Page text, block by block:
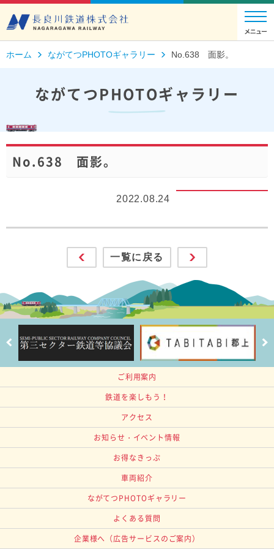
ホーム ながてつPHOTOギャラリー No.638 面影。
ながてつPHOTOギャラリー
No.638 面影。
2022.08.24
一覧に戻る
ご利用案内
鉄道を楽しもう！
アクセス
お知らせ・イベント情報
お得なきっぷ
車両紹介
ながてつPHOTOギャラリー
よくある質問
企業様へ （広告サービスのご案内）